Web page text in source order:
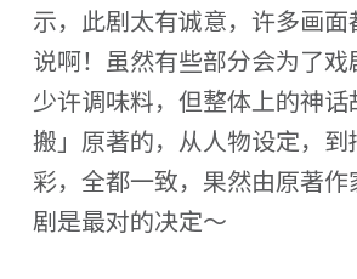
示，此剧太有诚意，许多画
说啊！虽然有些部分会为了
少许调味料，但整体上的神话
搬」原著的，从人物设定，
彩，全都一致，果然由原著
剧是最对的决定～